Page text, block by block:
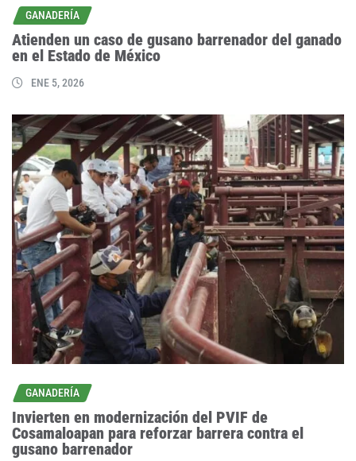
GANADERÍA
Atienden un caso de gusano barrenador del ganado
en el Estado de México
ENE 5, 2026
GANADERÍA
Invierten en modernización del PVIF de
Cosamaloapan para reforzar barrera contra el
gusano barrenador